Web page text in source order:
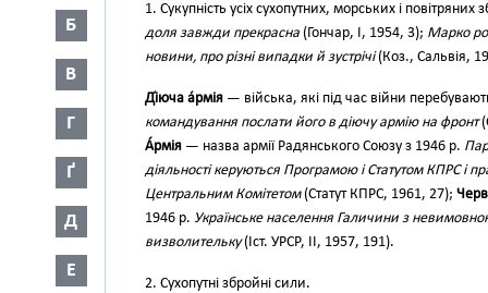
Б
В
Г
Ґ
Д
Е
1. Сукупність усіх сухопутних, морських і
доля завжди прекрасна (Гончар, І, 1954, 3); Марко
новини, про різні випадки й зустрічі(Коз., Сальвія,
Ді́юча а́рмія — війська, які під час війни
командування послати його в діючу армію на фронт
А́рмія — назва армії Радянського Союзу з 1946 р.
діяльності керуються Програмою і Статутом КПРС і
Центральним Комітетом(Статут КПРС, 1961, 27);
1946 р. Українське населення Галичини з
визволительку(Іст. УРСР, II, 1957, 191).
2. Сухопутні збройні сили.